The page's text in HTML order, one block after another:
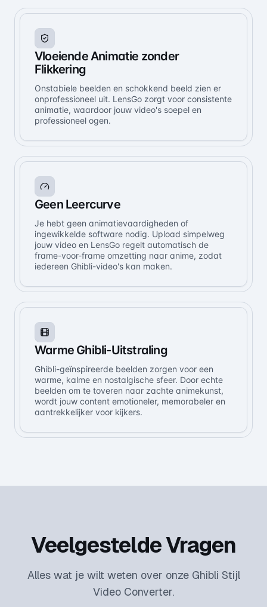
Vloeiende Animatie zonder
Flikkering
Onstabiele beelden en schokkend beeld zien er
onprofessioneel uit. LensGo zorgt voor consistente
animatie, waardoor jouw video's soepel en
professioneel ogen.
Geen Leercurve
Je hebt geen animatievaardigheden of
ingewikkelde software nodig. Upload simpelweg
jouw video en LensGo regelt automatisch de
frame-voor-frame omzetting naar anime, zodat
iedereen Ghibli-video's kan maken.
Warme Ghibli-Uitstraling
Ghibli-geïnspireerde beelden zorgen voor een
warme, kalme en nostalgische sfeer. Door echte
beelden om te toveren naar zachte animekunst,
wordt jouw content emotioneler, memorabeler en
aantrekkelijker voor kijkers.
Veelgestelde Vragen
Alles wat je wilt weten over onze Ghibli Stijl
Video Converter.